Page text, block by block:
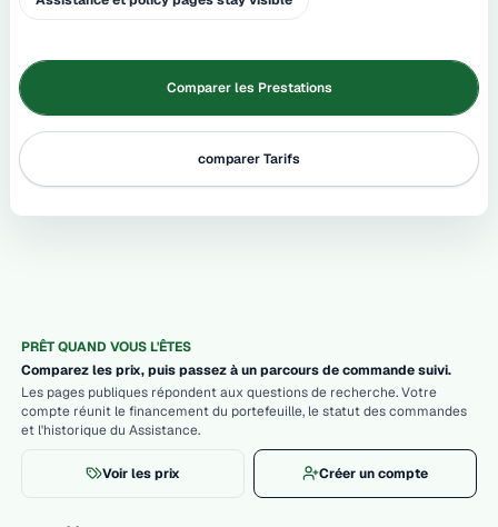
Comparer les Prestations
comparer Tarifs
PRÊT QUAND VOUS L'ÊTES
Comparez les prix, puis passez à un parcours de commande suivi.
Les pages publiques répondent aux questions de recherche. Votre
compte réunit le financement du portefeuille, le statut des commandes
et l'historique du Assistance.
Voir les prix Créer un compte